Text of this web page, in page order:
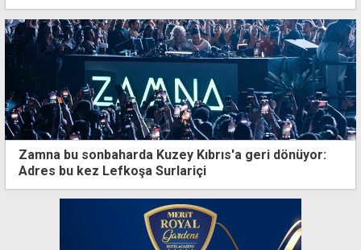
Zamna bu sonbaharda Kuzey Kıbrıs'a geri dönüyor:
Adres bu kez Lefkoşa Surlariçi